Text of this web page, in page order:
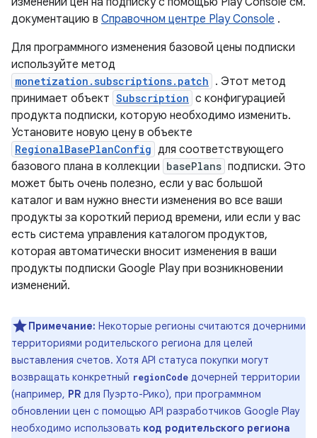
документацию в Справочном центре Play Console .
Для программного изменения базовой цены подписки
используйте метод
monetization.subscriptions.patch . Этот метод
принимает объект Subscription с конфигурацией
продукта подписки, которую необходимо изменить.
Установите новую цену в объекте
RegionalBasePlanConfig для соответствующего
базового плана в коллекции basePlans подписки. Это
может быть очень полезно, если у вас большой
каталог и вам нужно внести изменения во все ваши
продукты за короткий период времени, или если у вас
есть система управления каталогом продуктов,
которая автоматически вносит изменения в ваши
продукты подписки Google Play при возникновении
изменений.
Примечание: Некоторые регионы считаются дочерними
территориями родительского региона для целей
выставления счетов. Хотя API статуса покупки могут
возвращать конкретный regionCode дочерней территории
(например, PR для Пуэрто-Рико), при программном
обновлении цен с помощью API разработчиков Google Play
необходимо использовать код родительского региона